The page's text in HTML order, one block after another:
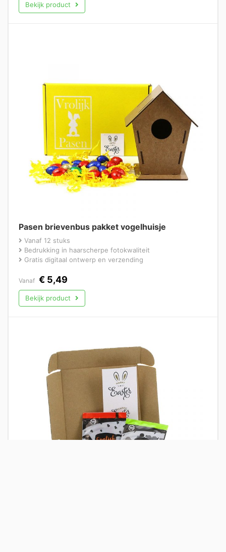
Bekijk product
Pasen brievenbus pakket vogelhuisje
Vanaf 12 stuks
Bedrukking in haarscherpe fotokwaliteit
Gratis digitaal ontwerp en verzending
Vanaf € 5,49
Bekijk product